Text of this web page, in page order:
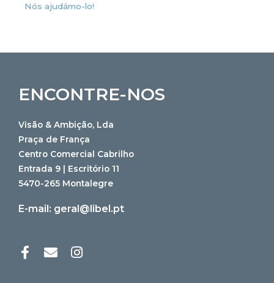
Nós ajudámo-lo!
ENCONTRE-NOS
Visão & Ambição, Lda
Praça de França
Centro Comercial Cabrilho
Entrada 9 | Escritório 11
5470-265 Montalegre
E-mail: geral@libel.pt